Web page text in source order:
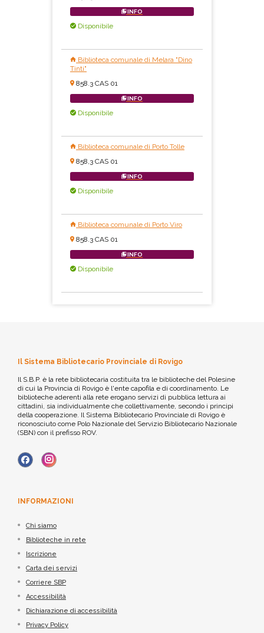
INFO
Disponibile
Biblioteca comunale di Melara "Dino
Tinti"
858.3 CAS 01
INFO
Disponibile
Biblioteca comunale di Porto Tolle
858,3 CAS 01
INFO
Disponibile
Biblioteca comunale di Porto Viro
858.3 CAS 01
INFO
Disponibile
Il Sistema Bibliotecario Provinciale di Rovigo
Il S.B.P. è la rete bibliotecaria costituita tra le biblioteche del Polesine
di cui la Provincia di Rovigo è l'ente capofila e di coordinamento. Le
biblioteche aderenti alla rete erogano servizi di pubblica lettura ai
cittadini, sia individualmente che collettivamente, secondo i principi
della cooperazione. Il Sistema Bibliotecario Provinciale di Rovigo è
riconosciuto come Polo Nazionale del Servizio Bibliotecario Nazionale
(SBN) con il prefisso ROV.
INFORMAZIONI
Chi siamo
Biblioteche in rete
Iscrizione
Carta dei servizi
Corriere SBP
Accessibilità
Dichiarazione di accessibilità
Privacy Policy